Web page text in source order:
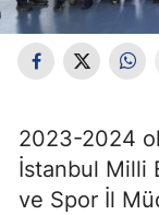
2023-2024
İstanbul Milli
ve Spor İl